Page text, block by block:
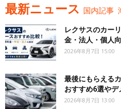
最新ニュース 国内記事
レクサスのカー
金・法人・個人
2026年8月7日 15:00
最後にもらえる
おすすめ6選やデ
2026年8月7日 13:00